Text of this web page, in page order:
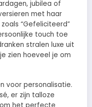
jubilea of
met haar
“Gefeliciteerd”
touch toe
stralen luxe uit
zien hoeveel je om
voor personalisatie.
er zijn talloze